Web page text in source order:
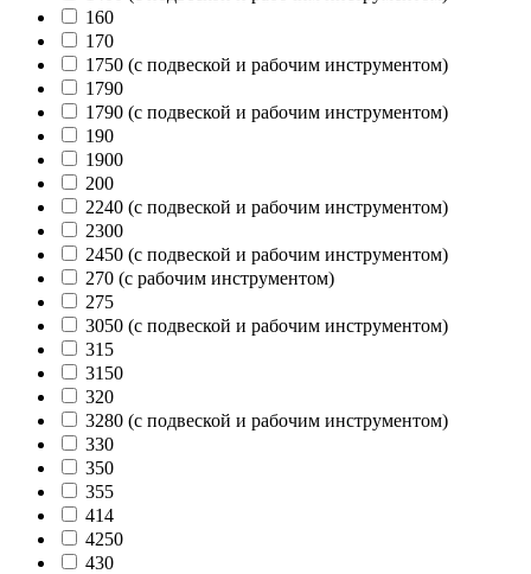
160
170
1750 (с подвеской и рабочим инструментом)
1790
1790 (с подвеской и рабочим инструментом)
190
1900
200
2240 (с подвеской и рабочим инструментом)
2300
2450 (с подвеской и рабочим инструментом)
270 (с рабочим инструментом)
275
3050 (с подвеской и рабочим инструментом)
315
3150
320
3280 (с подвеской и рабочим инструментом)
330
350
355
414
4250
430